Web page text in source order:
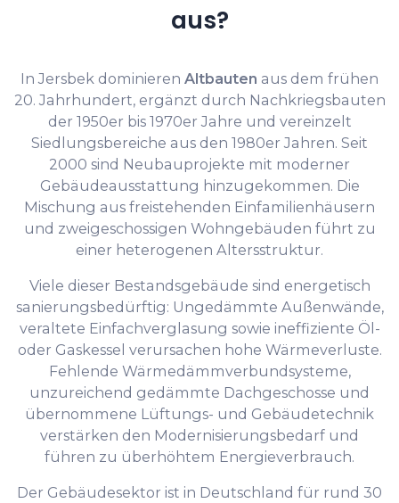
aus?
In Jersbek dominieren Altbauten aus dem frühen
20. Jahrhundert, ergänzt durch Nachkriegsbauten
der 1950er bis 1970er Jahre und vereinzelt
Siedlungsbereiche aus den 1980er Jahren. Seit
2000 sind Neubauprojekte mit moderner
Gebäudeausstattung hinzugekommen. Die
Mischung aus freistehenden Einfamilienhäusern
und zweigeschossigen Wohngebäuden führt zu
einer heterogenen Altersstruktur.
Viele dieser Bestandsgebäude sind energetisch
sanierungsbedürftig: Ungedämmte Außenwände,
veraltete Einfachverglasung sowie ineffiziente Öl-
oder Gaskessel verursachen hohe Wärmeverluste.
Fehlende Wärmedämmverbundsysteme,
unzureichend gedämmte Dachgeschosse und
übernommene Lüftungs- und Gebäudetechnik
verstärken den Modernisierungsbedarf und
führen zu überhöhtem Energieverbrauch.
Der Gebäudesektor ist in Deutschland für rund 30